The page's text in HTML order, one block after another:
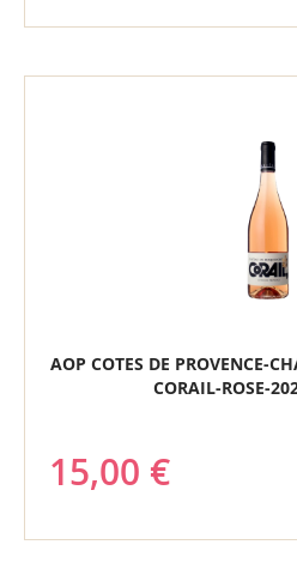
AOP COTES DE PROVENCE-
CORAIL-ROSE-
15,00 €